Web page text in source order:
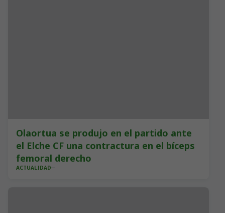
Olaortua se produjo en el partido ante
el Elche CF una contractura en el bíceps
femoral derecho
ACTUALIDAD